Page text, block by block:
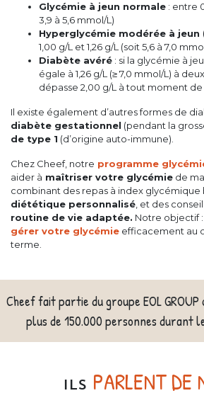
Glycémie à jeun normale : entre
3,9 à 5,6 mmol/L)
Hyperglycémie modérée à
1,00 g/L et 1,26 g/L (soit 5,6 à 7,0
Diabète avéré : si la glycémie à
égale à 1,26 g/L (≥ 7,0 mmol/L) à
dépasse 2,00 g/L à tout moment
Il existe également d’autres formes de
diabète gestationnel (pendant la
de type 1 (d’origine auto-immune).
Chez Cheef, notre programme
aider à maîtriser votre glycémie de
combinant des repas à index glycémique
diététique personnalisé, et des
routine de vie adaptée. Notre objectif
gérer votre glycémie efficacement au
terme.
Cheef fait partie du groupe EOL GROUP
plus de 150.000 personnes durant
ILS PARLENT DE